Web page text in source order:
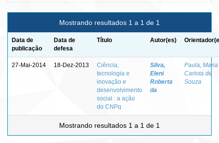
Mostrando resultados 1 a 1 de 1
Data de
publicação
Data de
defesa
Título Autor(es)
27-Mai-2014 18-Dez-2013
Ciência,
tecnologia e
inovação e
desenvolvimento
social : a ação
do CNPq
Silva,
Eleni
Roberta
da
Paula, Maria
Carlota de
Souza
Mostrando resultados 1 a 1 de 1